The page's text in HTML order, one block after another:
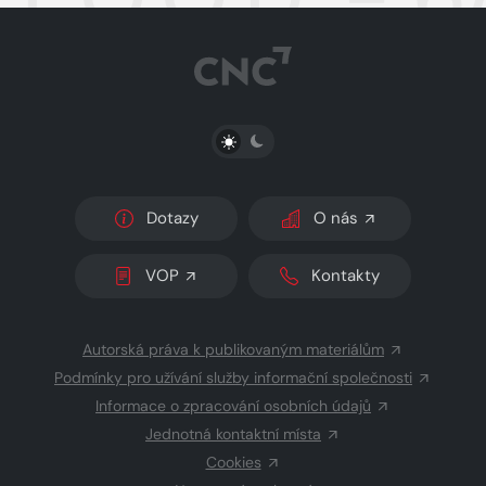
PŘEPNOUT SVĚTLÝ/TMAVÝ REŽIM
Dotazy O nás
VOP Kontakty
Autorská práva k publikovaným materiálům
Podmínky pro užívání služby informační společnosti
Informace o zpracování osobních údajů
Jednotná kontaktní místa
Cookies